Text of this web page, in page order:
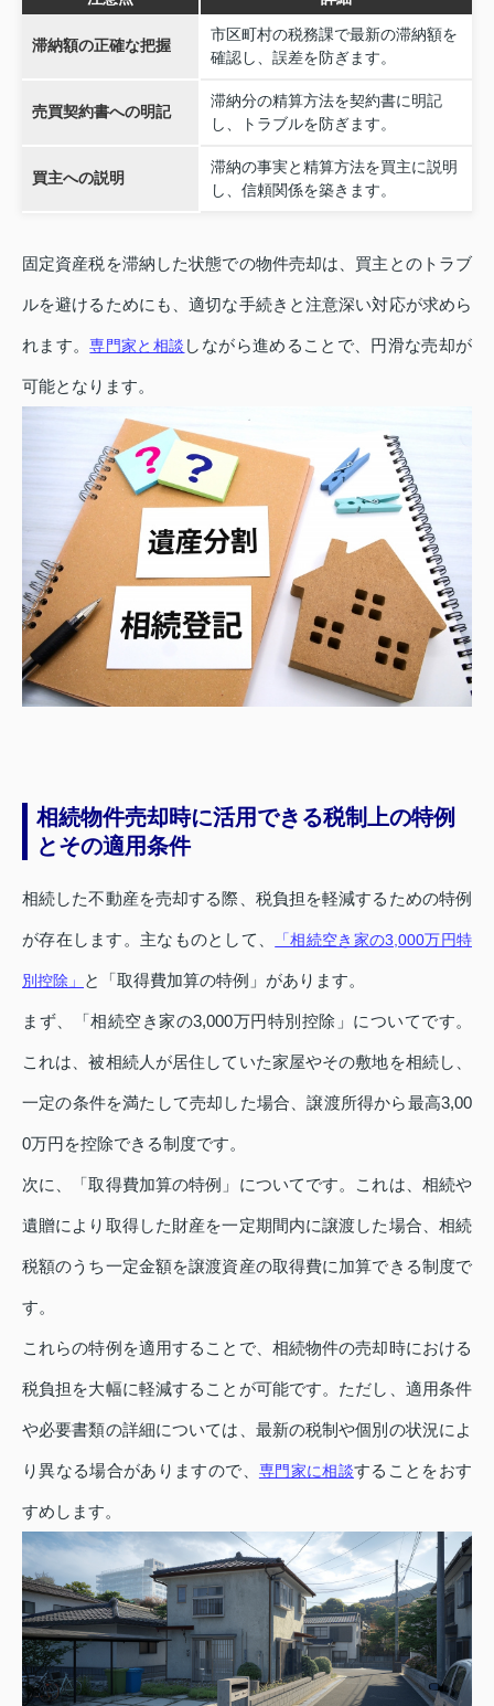
滞納額の正確な把握
市区町村の税務課で最新の滞納額を
確認し、誤差を防ぎます。
売買契約書への明記
滞納分の精算方法を契約書に明記
し、トラブルを防ぎます。
買主への説明
滞納の事実と精算方法を買主に説明
し、信頼関係を築きます。
固定資産税を滞納した状態での物件売却は、買主とのトラブ
ルを避けるためにも、適切な手続きと注意深い対応が求めら
れます。専門家と相談 しながら進めることで、円滑な売却が
可能となります。
相続物件売却時に活用できる税制上の特例
とその適用条件
相続した不動産を売却する際、税負担を軽減するための特例
が存在します。主なものとして、 「相続空き家の3,000万円特
別控除」 と「取得費加算の特例」があります。
まず、「相続空き家の3,000万円特別控除」についてです。
これは、被相続人が居住していた家屋やその敷地を相続し、
一定の条件を満たして売却した場合、譲渡所得から最高3,00
0万円を控除できる制度です。
次に、「取得費加算の特例」についてです。これは、相続や
遺贈により取得した財産を一定期間内に譲渡した場合、相続
税額のうち一定金額を譲渡資産の取得費に加算できる制度で
す。
これらの特例を適用することで、相続物件の売却時における
税負担を大幅に軽減することが可能です。ただし、適用条件
や必要書類の詳細については、最新の税制や個別の状況によ
り異なる場合がありますので、 専門家に相談することをおす
すめします。